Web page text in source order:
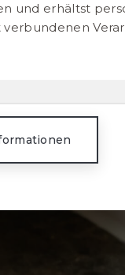
und erhältst
verbundenen